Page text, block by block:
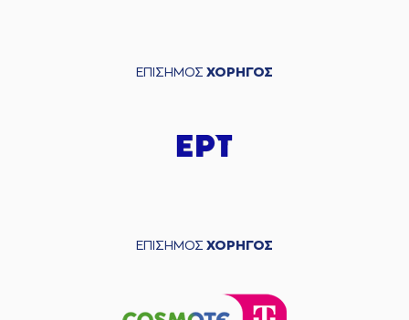
ΕΠΙΣΗΜΟΣ ΧΟΡΗΓΟΣ
ΕΠΙΣΗΜΟΣ ΧΟΡΗΓΟΣ